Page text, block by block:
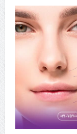
این موارد را
1405 | قیمت، مزایا، معایب و مقایسه با
پوست
است؟